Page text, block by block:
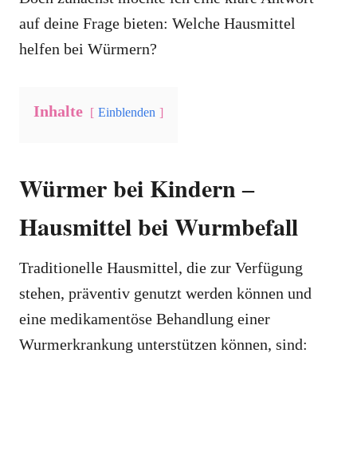
auf deine Frage bieten: Welche Hausmittel
helfen bei Würmern?
Inhalte Einblenden
Würmer bei Kindern ‒
Hausmittel bei Wurmbefall
Traditionelle Hausmittel, die zur Verfügung
stehen, präventiv genutzt werden können und
eine medikamentöse Behandlung einer
Wurmerkrankung unterstützen können, sind: